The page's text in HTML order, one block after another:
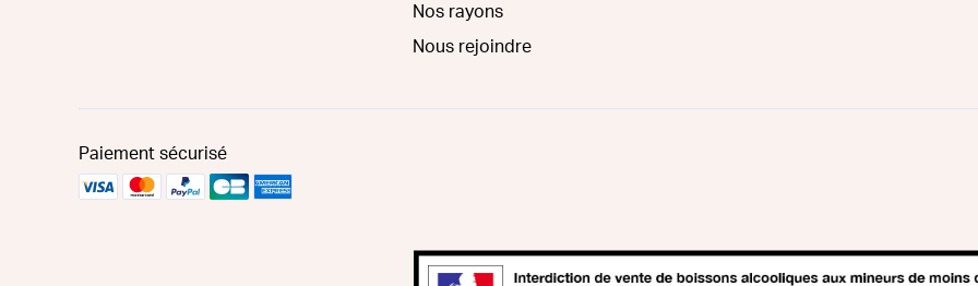
Nos rayons
Nous rejoindre
Paiement sécurisé